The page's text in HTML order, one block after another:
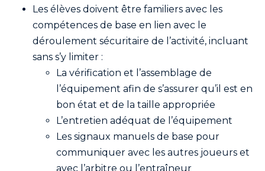
Les élèves doivent être familiers avec les
compétences de base en lien avec le
déroulement sécuritaire de l’activité, incluant
sans s’y limiter :
La vérification et l’assemblage de
l’équipement afin de s’assurer qu’il est en
bon état et de la taille appropriée
L’entretien adéquat de l’équipement
Les signaux manuels de base pour
communiquer avec les autres joueurs et
avec l’arbitre ou l’entraîneur